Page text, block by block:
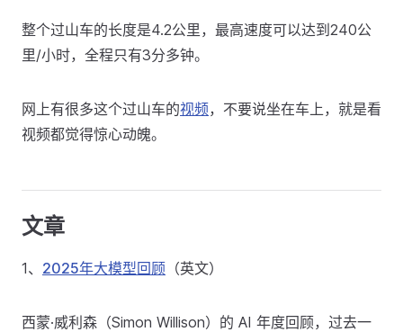
整个过山车的长度是4.2公里，最高速度可以达到240公
里/小时，全程只有3分多钟。
网上有很多这个过山车的视频，不要说坐在车上，就是看
视频都觉得惊心动魄。
文章
1、 2025年大模型回顾 （英文）
西蒙·威利森（Simon Willison）的 AI 年度回顾，过去一